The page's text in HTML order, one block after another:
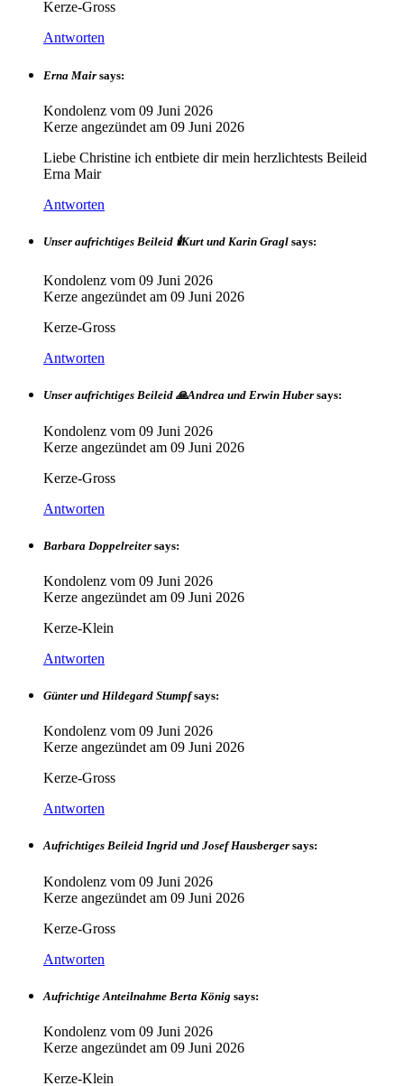
Kerze-Gross
Antworten
Erna Mair says:
Kondolenz vom 09 Juni 2026
Kerze angezündet am 09 Juni 2026
Liebe Christine ich entbiete dir mein herzlichtests Beileid
Erna Mair
Antworten
Unser aufrichtiges Beileid 🕯️Kurt und Karin Gragl says:
Kondolenz vom 09 Juni 2026
Kerze angezündet am 09 Juni 2026
Kerze-Gross
Antworten
Unser aufrichtiges Beileid 🙏Andrea und Erwin Huber says:
Kondolenz vom 09 Juni 2026
Kerze angezündet am 09 Juni 2026
Kerze-Gross
Antworten
Barbara Doppelreiter says:
Kondolenz vom 09 Juni 2026
Kerze angezündet am 09 Juni 2026
Kerze-Klein
Antworten
Günter und Hildegard Stumpf says:
Kondolenz vom 09 Juni 2026
Kerze angezündet am 09 Juni 2026
Kerze-Gross
Antworten
Aufrichtiges Beileid Ingrid und Josef Hausberger says:
Kondolenz vom 09 Juni 2026
Kerze angezündet am 09 Juni 2026
Kerze-Gross
Antworten
Aufrichtige Anteilnahme Berta König says:
Kondolenz vom 09 Juni 2026
Kerze angezündet am 09 Juni 2026
Kerze-Klein